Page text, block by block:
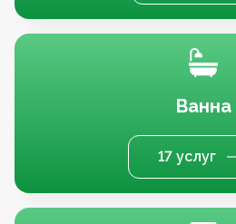
Ванна
17 услуг